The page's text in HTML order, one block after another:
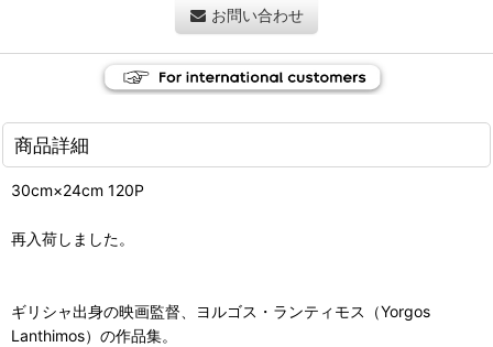
お問い合わせ
商品詳細
30cm×24cm 120P
再入荷しました。
ギリシャ出身の映画監督、ヨルゴス・ランティモス（Yorgos
Lanthimos）の作品集。